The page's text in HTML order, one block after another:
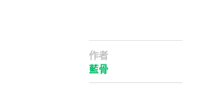
作者
藍骨